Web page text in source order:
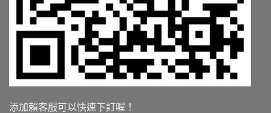
添加賴客服可以快速下訂喔！